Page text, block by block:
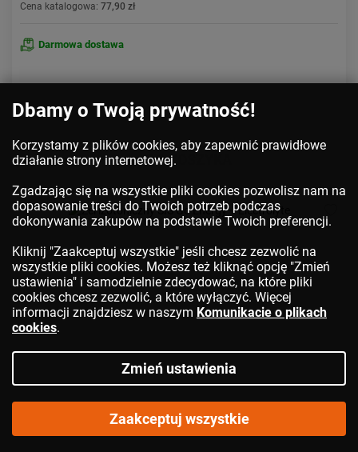
Cena katalogowa: 77,90 zł
Darmowa dostawa
DO KOSZYKA
Żel izotoniczny SIS Go Energy + Electrolyte
Dbamy o Twoją prywatność!
Korzystamy z plików cookies, aby zapewnić prawidłowe
działanie strony internetowej.
Zgadzając się na wszystkie pliki cookies pozwolisz nam na
dopasowanie treści do Twoich potrzeb podczas
dokonywania zakupów na podstawie Twoich preferencji.
Kliknij "Zaakceptuj wszystkie" jeśli chcesz zezwolić na
wszystkie pliki cookies. Możesz też kliknąć opcję "Zmień
ustawienia" i samodzielnie zdecydować, na które pliki
cookies chcesz zezwolić, a które wyłączyć. Więcej
informacji znajdziesz w naszym Komunikacie o plikach
cookies.
Zmień ustawienia
Zaakceptuj wszystkie